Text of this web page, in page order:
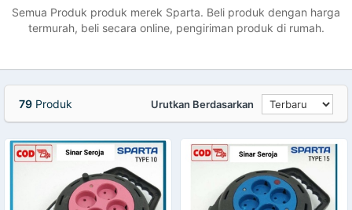
Semua Produk produk merek Sparta. Beli produk dengan harga
termurah, beli secara online, pengiriman produk di rumah.
79 Produk Urutkan Berdasarkan